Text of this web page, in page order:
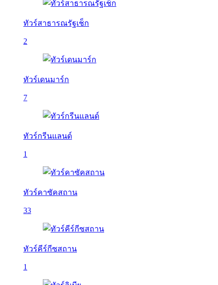
ทัวร์สาธารณรัฐเช็ก
2
ทัวร์เดนมาร์ก
7
ทัวร์กรีนแลนด์
1
ทัวร์คาซัคสถาน
33
ทัวร์คีร์กีซสถาน
1